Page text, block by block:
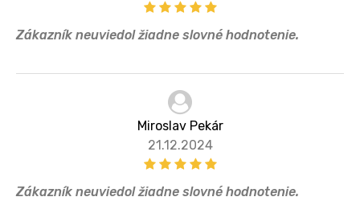
Zákazník neuviedol žiadne slovné hodnotenie.
Miroslav Pekár
21.12.2024
Zákazník neuviedol žiadne slovné hodnotenie.